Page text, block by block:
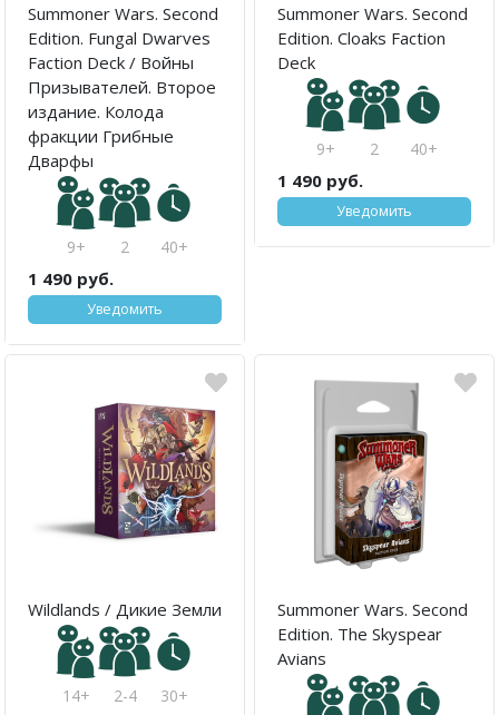
Summoner Wars. Second
Edition. Fungal Dwarves
Faction Deck / Войны
Призывателей. Второе
издание. Колода
фракции Грибные
Дварфы
9+ 2 40+
1 490 руб.
Уведомить
Summoner Wars. Second
Edition. Cloaks Faction
Deck
9+ 2 40+
1 490 руб.
Уведомить
Wildlands / Дикие Земли
14+ 2-4 30+
Summoner Wars. Second
Edition. The Skyspear
Avians